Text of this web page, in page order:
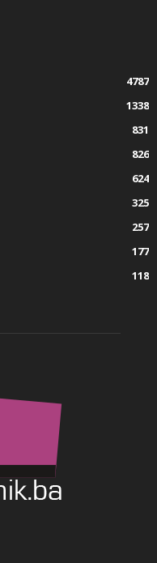
4787
1338
831
826
624
325
257
177
118